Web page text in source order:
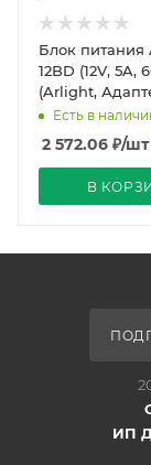
Блок питания
12BD (12V, 5A,
(Arlight,
Есть в
2 572.06 ₽/шт
В
ИП